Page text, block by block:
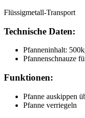
Flüssigmetall-Transport
Technische Daten:
Pfanneninhalt:
Pfannenschnauze
Funktionen:
Pfanne auskippen
Pfanne verriegeln